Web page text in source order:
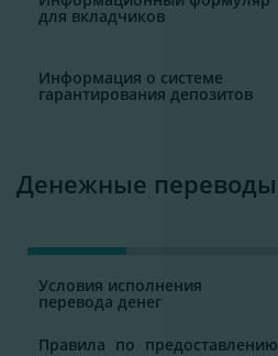
для вкладчиков
Информация о системе
гарантирования депозитов
Денежные переводы
Условия исполнения
перевода денег
Правила по предоставлению